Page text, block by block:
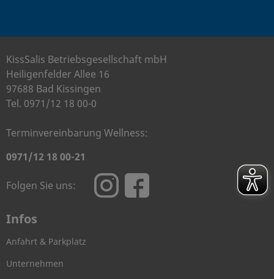
KissSalis Betriebsgesellschaft mbH
Heiligenfelder Allee 16
97688 Bad Kissingen
Tel. 0971/12 18 00-0
Terminvereinbarung Wellness:
0971/12 18 00-21
Folgen Sie uns:
Infos
Anfahrt & Parkplatz
Unternehmen